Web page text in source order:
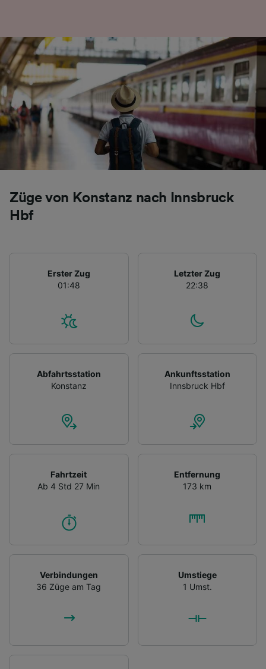
Züge von Konstanz nach Innsbruck
Hbf
Erster Zug
01:48
Letzter Zug
22:38
Abfahrtsstation
Konstanz
Ankunftsstation
Innsbruck Hbf
Fahrtzeit
Ab 4 Std 27 Min
Entfernung
173 km
Verbindungen
36 Züge am Tag
Umstiege
1 Umst.
Endgeräteeigenschaften zur Identifikation
aktiv abfragen. Speichern von oder Zugriff auf
Informationen auf einem Endgerät.
Personalisierte Werbung und Inhalte, Messung
von Werbeleistung und der Performance von
Inhalten, Zielgruppenforschung sowie
Entwicklung und Verbesserung von
Angeboten.
Liste der Partner (Lieferanten)